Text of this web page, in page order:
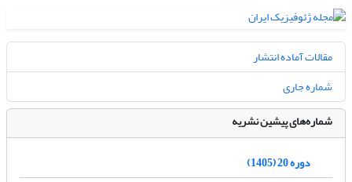
مقالات آماده انتشار
شماره جاری
شماره‌های پیشین نشریه
دوره 20 (1405)